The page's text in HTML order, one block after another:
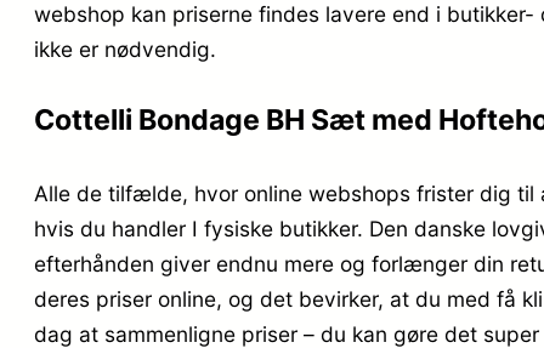
webshop kan priserne findes lavere end i
ikke er nødvendig.
Cottelli Bondage BH Sæt med
Alle de tilfælde, hvor online webshops frister dig
hvis du handler I fysiske butikker. Den danske
efterhånden giver endnu mere og forlænger din
deres priser online, og det bevirker, at du med få
dag at sammenligne priser – du kan gøre det